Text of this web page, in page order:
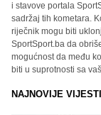
i stavove portala
sadržaj tih kometara.
riječnik mogu biti
SportSport.ba da
mogućnost da među
biti u suprotnosti sa
NAJNOVIJE VIJESTI